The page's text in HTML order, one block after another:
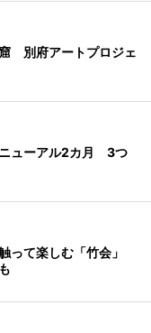
別府アートプロジェ
ューアル2カ月 3つ
って楽しむ「竹会」